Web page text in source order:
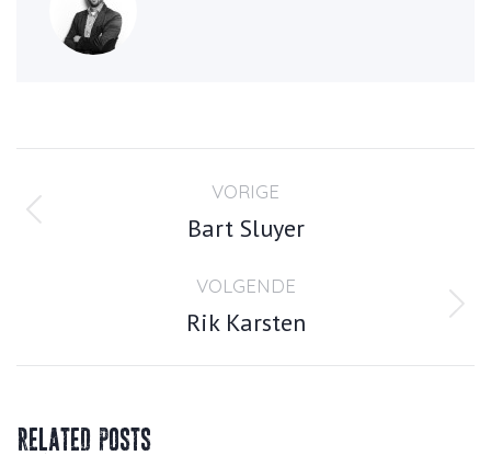
navigatie
VORIGE
Vorig
Bart Sluyer
VOLGENDE
Volgend
Rik Karsten
Related posts